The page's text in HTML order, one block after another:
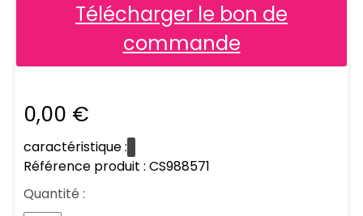
Télécharger le bon de
commande
0,00 €
caractéristique :
Référence produit : CS988571
Quantité :